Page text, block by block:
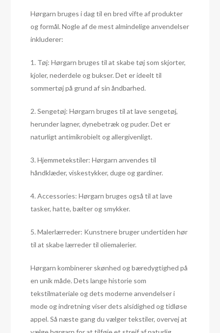
Hørgarn bruges i dag til en bred vifte af produkter
og formål. Nogle af de mest almindelige anvendelser
inkluderer:
1. Tøj: Hørgarn bruges til at skabe tøj som skjorter,
kjoler, nederdele og bukser. Det er ideelt til
sommertøj på grund af sin åndbarhed.
2. Sengetøj: Hørgarn bruges til at lave sengetøj,
herunder lagner, dynebetræk og puder. Det er
naturligt antimikrobielt og allergivenligt.
3. Hjemmetekstiler: Hørgarn anvendes til
håndklæder, viskestykker, duge og gardiner.
4. Accessories: Hørgarn bruges også til at lave
tasker, hatte, bælter og smykker.
5. Malerlærreder: Kunstnere bruger undertiden hør
til at skabe lærreder til oliemalerier.
Hørgarn kombinerer skønhed og bæredygtighed på
en unik måde. Dets lange historie som
tekstilmateriale og dets moderne anvendelser i
mode og indretning viser dets alsidighed og tidløse
appel. Så næste gang du vælger tekstiler, overvej at